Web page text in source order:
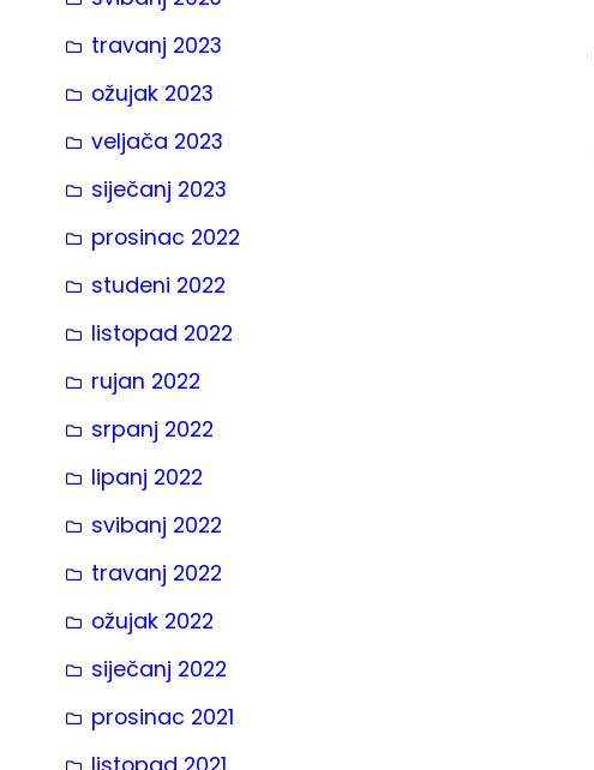
travanj 2023
ožujak 2023
veljača 2023
siječanj 2023
prosinac 2022
studeni 2022
listopad 2022
rujan 2022
srpanj 2022
lipanj 2022
svibanj 2022
travanj 2022
ožujak 2022
siječanj 2022
prosinac 2021